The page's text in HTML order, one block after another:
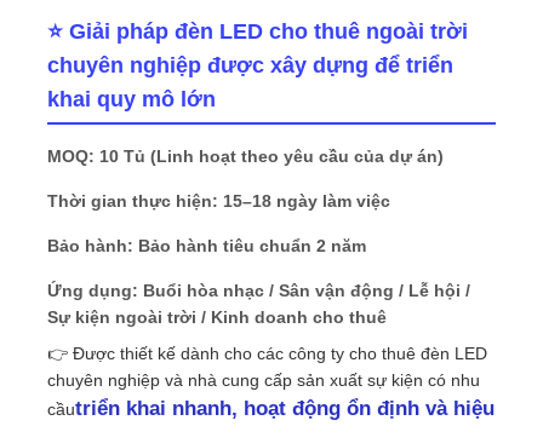
Trang chủ
Video
Buổi trình diễn VR
Về Chúng Tôi
⭐ Giải pháp đèn LED cho thuê ngoài trời
chuyên nghiệp được xây dựng để triển
khai quy mô lớn
MOQ: 10 Tủ (Linh hoạt theo yêu cầu của dự án)
Thời gian thực hiện: 15–18 ngày làm việc
Bảo hành: Bảo hành tiêu chuẩn 2 năm
Ứng dụng: Buổi hòa nhạc / Sân vận động / Lễ hội /
Sự kiện ngoài trời / Kinh doanh cho thuê
👉 Được thiết kế dành cho các công ty cho thuê đèn LED
chuyên nghiệp và nhà cung cấp sản xuất sự kiện có nhu
cầutriển khai nhanh, hoạt động ổn định và hiệu